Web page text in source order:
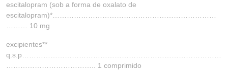
escitalopram (sob a forma de oxalato de
escitalopram)*……………………………………………………………
……… 10 mg
excipientes**
q.s.p…………………………………………………………………………
……………………………….. 1 comprimido